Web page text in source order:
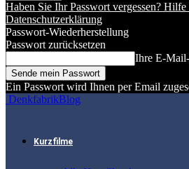
Haben Sie Ihr Passwort vergessen? Hilfe
Datenschutzerklärung
Passwort-Wiederherstellung
Passwort zurücksetzen
Ihre E-
Ein Passwort wird Ihnen per Email
DenkfabrikBlog
Kurzfilme